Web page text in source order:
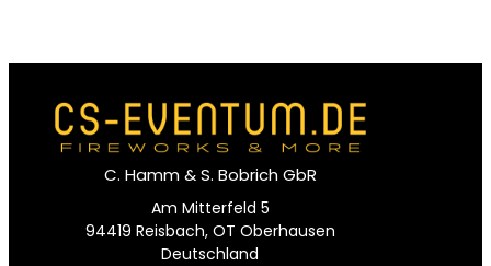
C. Hamm & S. Bobrich GbR
Am Mitterfeld 5
94419 Reisbach, OT Oberhausen
Deutschland